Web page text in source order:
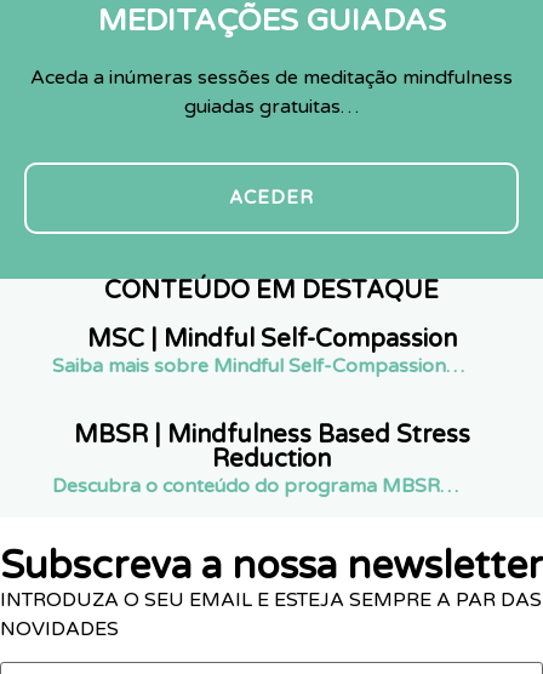
MEDITAÇÕES GUIADAS
Aceda a inúmeras sessões de meditação mindfulness
guiadas gratuitas…
ACEDER
CONTEÚDO EM DESTAQUE
MSC | Mindful Self-Compassion
Saiba mais sobre Mindful Self-Compassion…
MBSR | Mindfulness Based Stress
Reduction
Descubra o conteúdo do programa MBSR…
Subscreva a nossa newsletter
INTRODUZA O SEU EMAIL E ESTEJA SEMPRE A PAR DAS
NOVIDADES